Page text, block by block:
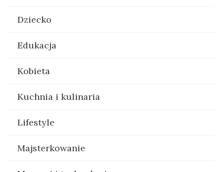
Dziecko
Edukacja
Kobieta
Kuchnia i kulinaria
Lifestyle
Majsterkowanie